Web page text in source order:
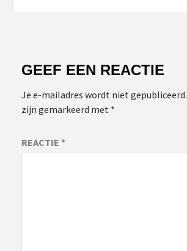
GEEF EEN REACTIE
Je e-mailadres wordt niet gepubliceerd.
zijn gemarkeerd met *
REACTIE *